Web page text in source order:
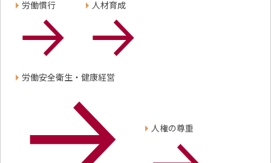
労働慣行 人材育成
労働安全衛生・健康経営
人権の尊重